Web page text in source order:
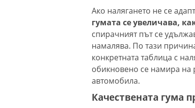
Ако налягането не се
гумата се увеличава,
спирачният път се
намалява. По тази
конкретната таблица с
обикновено се намира на
автомобила.
Качествената гума